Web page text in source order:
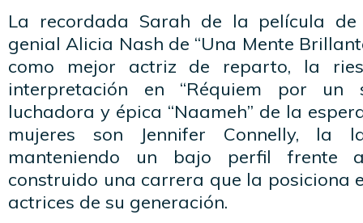
La recordada Sarah de la película de
genial Alicia Nash de “Una Mente
como mejor actriz de reparto, la
interpretación en “Réquiem por un
luchadora y épica “Naameh” de la
mujeres son Jennifer Connelly, la
manteniendo un bajo perfil frente
construido una carrera que la posiciona
actrices de su generación.